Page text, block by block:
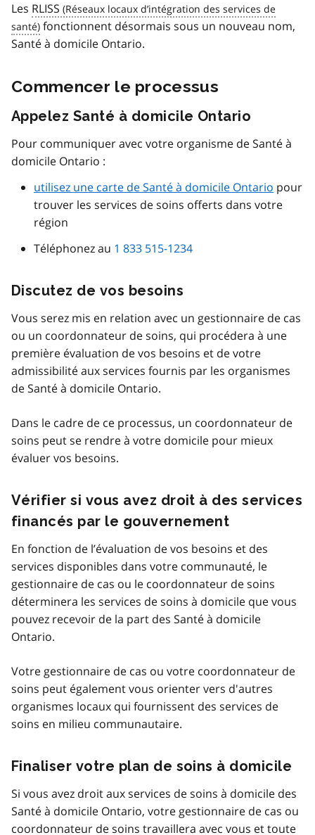
Les RLISS
fonctionnent désormais sous un nouveau nom,
Santé à domicile Ontario.
Commencer le processus
Appelez Santé à domicile Ontario
Pour communiquer avec votre organisme de Santé à
domicile Ontario :
utilisez une carte de Santé à domicile Ontario pour
trouver les services de soins offerts dans votre
région
Téléphonez au 1 833 515-1234
Discutez de vos besoins
Vous serez mis en relation avec un gestionnaire de cas
ou un coordonnateur de soins, qui procédera à une
première évaluation de vos besoins et de votre
admissibilité aux services fournis par les organismes
de Santé à domicile Ontario.
Dans le cadre de ce processus, un coordonnateur de
soins peut se rendre à votre domicile pour mieux
évaluer vos besoins.
Vérifier si vous avez droit à des services
financés par le gouvernement
En fonction de l’évaluation de vos besoins et des
services disponibles dans votre communauté, le
gestionnaire de cas ou le coordonnateur de soins
déterminera les services de soins à domicile que vous
pouvez recevoir de la part des Santé à domicile
Ontario.
Votre gestionnaire de cas ou votre coordonnateur de
soins peut également vous orienter vers d'autres
organismes locaux qui fournissent des services de
soins en milieu communautaire.
Finaliser votre plan de soins à domicile
Si vous avez droit aux services de soins à domicile des
Santé à domicile Ontario, votre gestionnaire de cas ou
coordonnateur de soins travaillera avec vous et toute